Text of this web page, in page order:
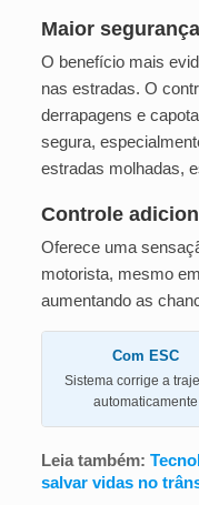
Maior
O benefício mais
nas estradas. O
derrapagens e
segura,
estradas molhadas,
Controle
Oferece uma
motorista, mesmo
aumentando as
Com ESC
Sistema corrige a
automaticamente
Leia também:
salvar vidas no